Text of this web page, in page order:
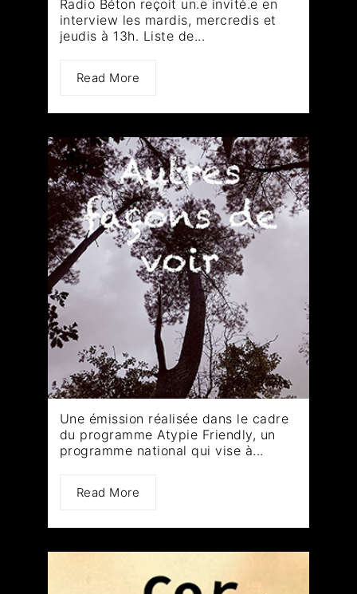
Radio Béton reçoit un.e invité.e en
interview les mardis, mercredis et
jeudis à 13h. Liste de...
Read More
Une émission réalisée dans le cadre
du programme Atypie Friendly, un
programme national qui vise à...
Read More